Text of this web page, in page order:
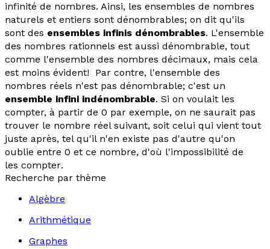
infinité de nombres. Ainsi, les ensembles de nombres
naturels et entiers sont dénombrables; on dit qu'ils
sont des ensembles infinis dénombrables. L'ensemble
des nombres rationnels est aussi dénombrable, tout
comme l'ensemble des nombres décimaux, mais cela
est moins évident! Par contre, l'ensemble des
nombres réels n'est pas dénombrable; c'est un
ensemble infini indénombrable. Si on voulait les
compter, à partir de 0 par exemple, on ne saurait pas
trouver le nombre réel suivant, soit celui qui vient tout
juste après, tel qu'il n'en existe pas d'autre qu'on
oublie entre 0 et ce nombre, d'où l'impossibilité de
les compter.
Recherche par thème
Algèbre
Arithmétique
Graphes